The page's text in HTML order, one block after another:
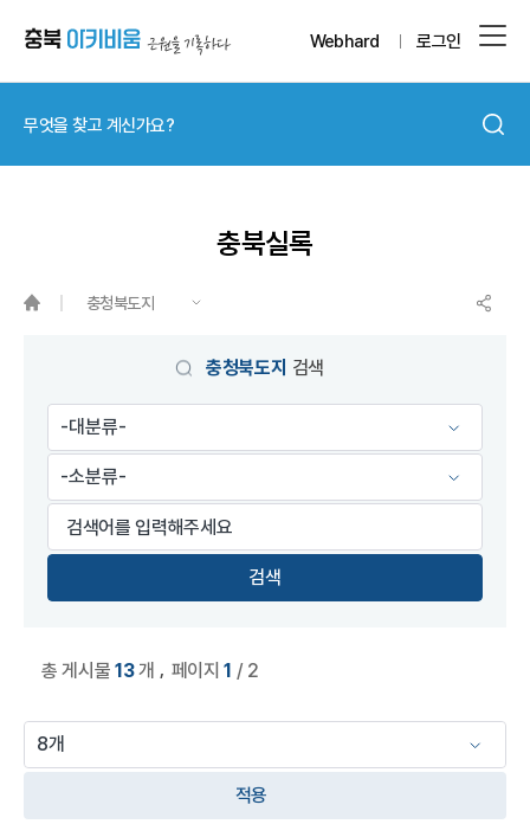
Webhard 로그인
충북실록
충청북도지
충청북도지 검색
총 게시물13개 페이지1 / 2
적용